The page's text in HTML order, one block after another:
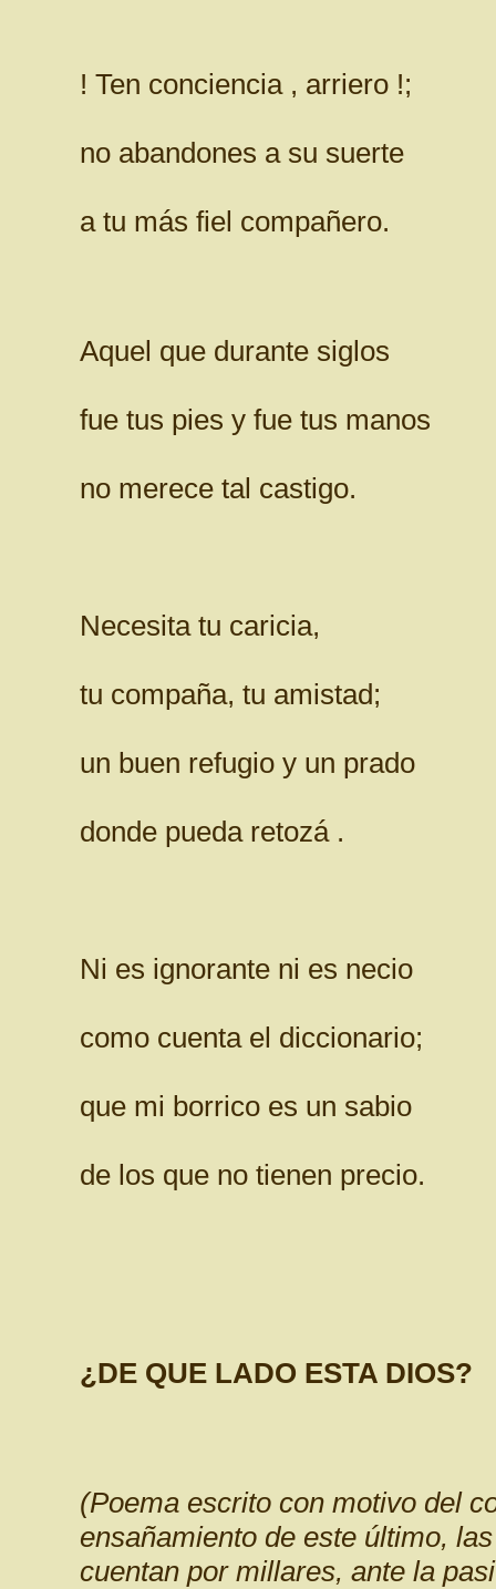
! Ten conciencia , arriero !;
no abandones a su suerte
a tu más fiel compañero.
Aquel que durante siglos
fue tus pies y fue tus manos
no merece tal castigo.
Necesita tu caricia,
tu compaña, tu amistad;
un buen refugio y un prado
donde pueda retozá .
Ni es ignorante ni es necio
como cuenta el diccionario;
que mi borrico es un sabio
de los que no tienen precio.
¿DE QUE LADO ESTA DIOS?
(Poema escrito con motivo del
ensañamiento de este último,
cuentan por millares, ante la